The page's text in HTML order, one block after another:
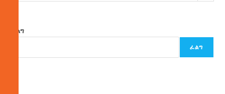
ፈልግ
ፈልግ